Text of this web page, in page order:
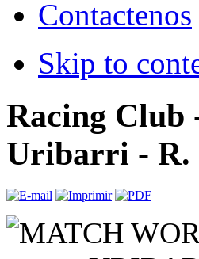
Contactenos
Skip to
Racing Club
Uribarri - R.